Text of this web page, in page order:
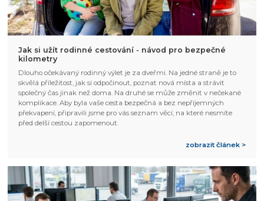
Jak si užít rodinné cestování - návod pro bezpečné
kilometry
Dlouho očekávaný rodinný výlet je za dveřmi. Na jedné straně je to
skvělá příležitost, jak si odpočinout, poznat nová místa a strávit
společný čas jinak než doma. Na druhé se může změnit v nečekané
komplikace. Aby byla vaše cesta bezpečná a bez nepříjemných
překvapení, připravili jsme pro vás seznam věcí, na které nesmíte
před delší cestou zapomenout.
zobrazit článek >